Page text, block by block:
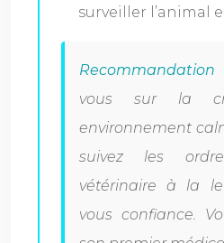
surveiller l’animal
Recommandation
vous sur la
environnement
suivez les
vétérinaire à la
vous confiance.